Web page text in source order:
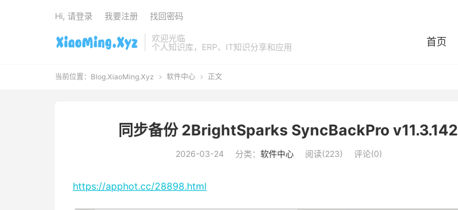
欢迎光临
个人知识库，ERP、IT知识分享和应用
首页
Hi, 请登录 我要注册 找回密码
当前位置： Blog.XiaoMing.Xyz  软件中心  正文
同步备份 2BrightSparks SyncBackPro v11.3.142
2026-03-24 分类： 软件中心 阅读(223) 评论(0)
https://apphot.cc/28898.html